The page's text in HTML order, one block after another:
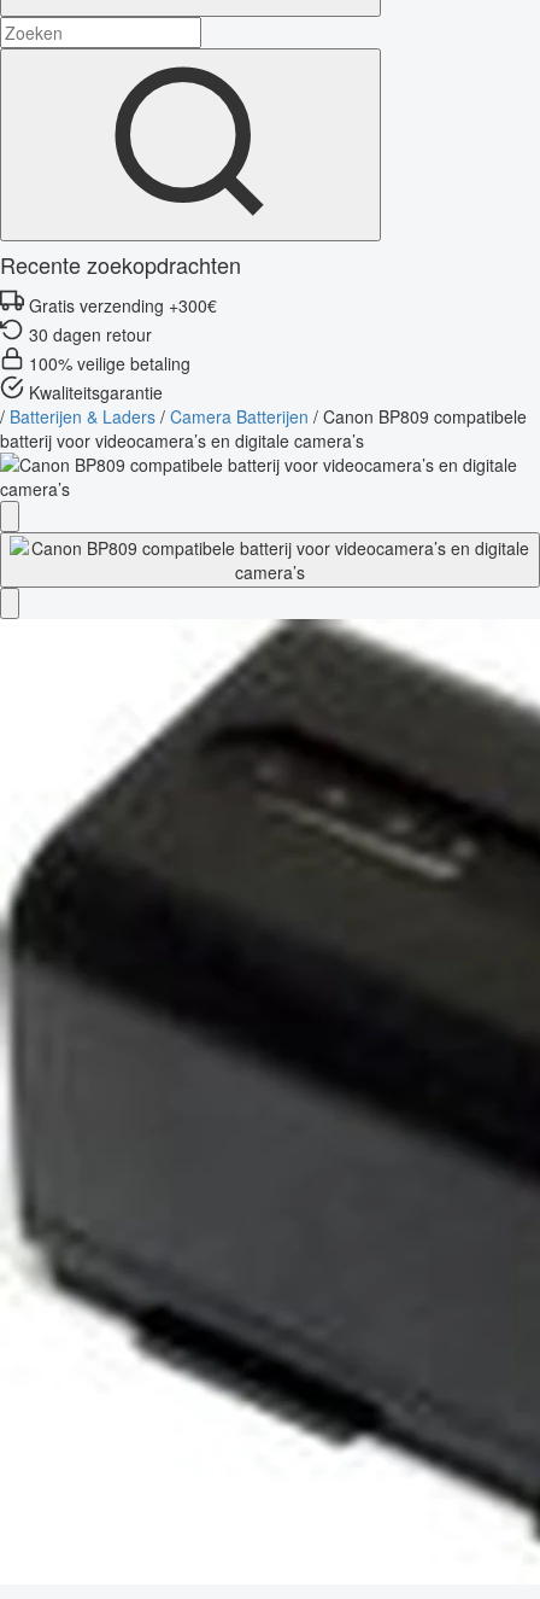
Recente zoekopdrachten
Gratis verzending +300€
30 dagen retour
100% veilige betaling
Kwaliteitsgarantie
/ Batterijen & Laders / Camera Batterijen / Canon BP809 compatibele
batterij voor videocamera’s en digitale camera’s